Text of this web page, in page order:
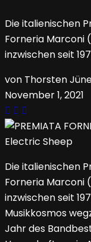
Die italienischen
Forneria Marconi
inzwischen seit
von Thorsten
November 1, 2021
Die italienischen
Forneria Marconi
inzwischen seit
Musikkosmos
Jahr des